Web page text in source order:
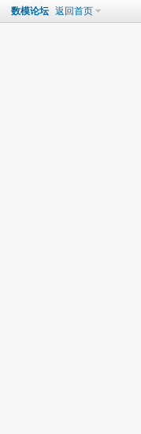
数模论坛 返回首页